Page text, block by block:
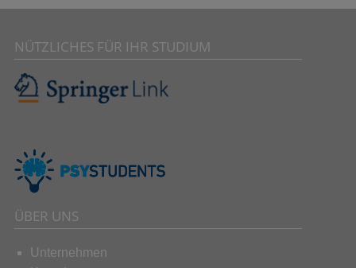
NÜTZLICHES FÜR IHR STUDIUM
ÜBER UNS
Unternehmen